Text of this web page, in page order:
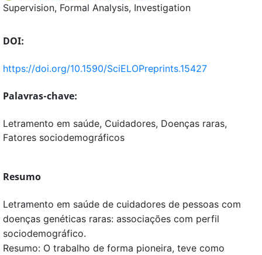
Supervision Formal Analysis Investigation
DOI:
https://doi.org/10.1590/SciELOPreprints.15427
Palavras-chave:
Letramento em saúde, Cuidadores, Doenças raras,
Fatores sociodemográficos
Resumo
Letramento em saúde de cuidadores de pessoas com
doenças genéticas raras: associações com perfil
sociodemográfico.
Resumo: O trabalho de forma pioneira, teve como